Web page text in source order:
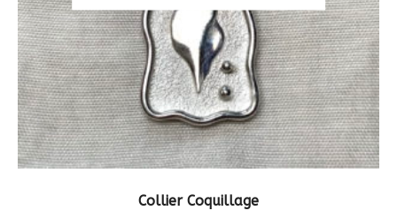
LIRE LA SUITE
Collier Coquillage